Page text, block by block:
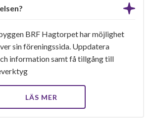
BRF Hagtorpet har möjlighet
sin föreningssida. Uppdatera
information samt få tillgång till
LÄS MER